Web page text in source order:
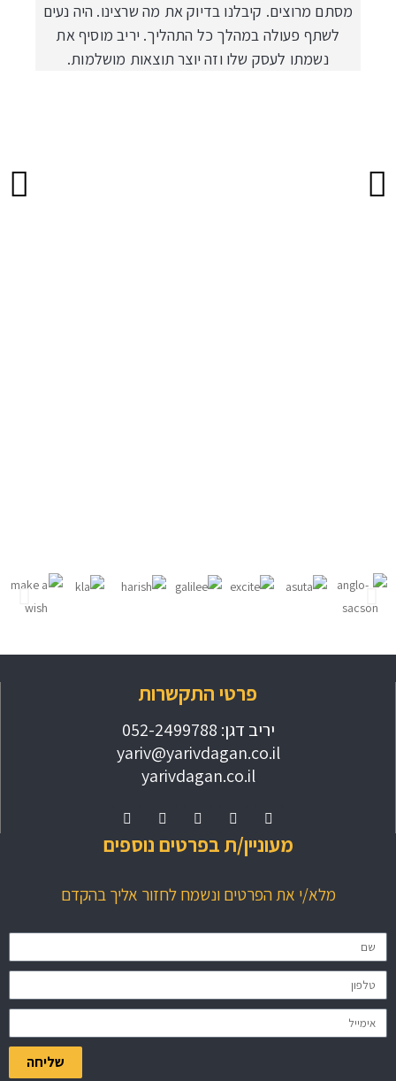
מסתם מרוצים. קיבלנו בדיוק את מה שרצינו. היה נעים
לשתף פעולה במהלך כל התהליך. יריב מוסיף את
נשמתו לעסק שלו וזה יוצר תוצאות מושלמות.
פרטי התקשרות
יריב דגן: 052-2499788
yariv@yarivdagan.co.il
yarivdagan.co.il
מעוניין/ת בפרטים נוספים
מלא/י את הפרטים ונשמח לחזור אליך בהקדם
שליחה